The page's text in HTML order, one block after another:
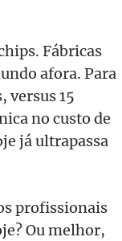
Fábricas
afora. Para
versus 15
no custo de
já ultrapassa
profissionais
Ou melhor,